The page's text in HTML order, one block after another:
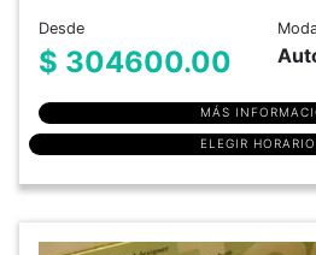
Desde
$ 304600.00
MÁS
ELEGIR HORARIO